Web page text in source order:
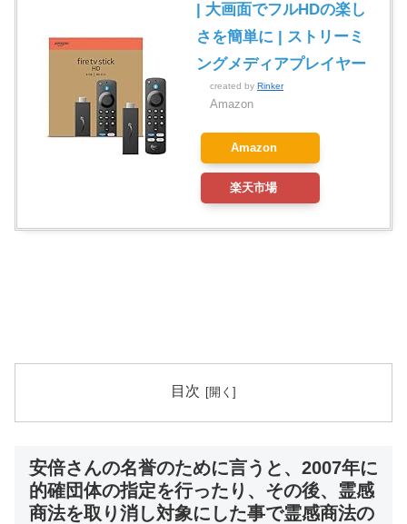
| 大画面でフルHDの楽し
さを簡単に | ストリーミ
ングメディアプレイヤー
created by Rinker
Amazon
Amazon
楽天市場
目次
安倍さんの名誉のために言うと、2007年に
的確団体の指定を行ったり、その後、霊感
商法を取り消し対象にした事で霊感商法の